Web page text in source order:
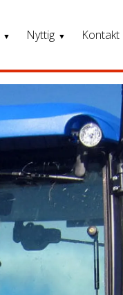
Nyttig Kontakt